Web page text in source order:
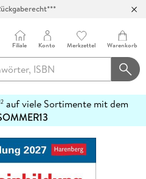
Filiale Konto Merkzettel Warenkorb
auf viele Sortimente mit dem